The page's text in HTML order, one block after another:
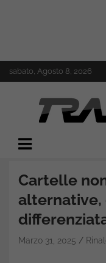
to
sabato, Agosto 8, 2026
Trading.it
Cartelle
alternative,
Marzo 31, 2025